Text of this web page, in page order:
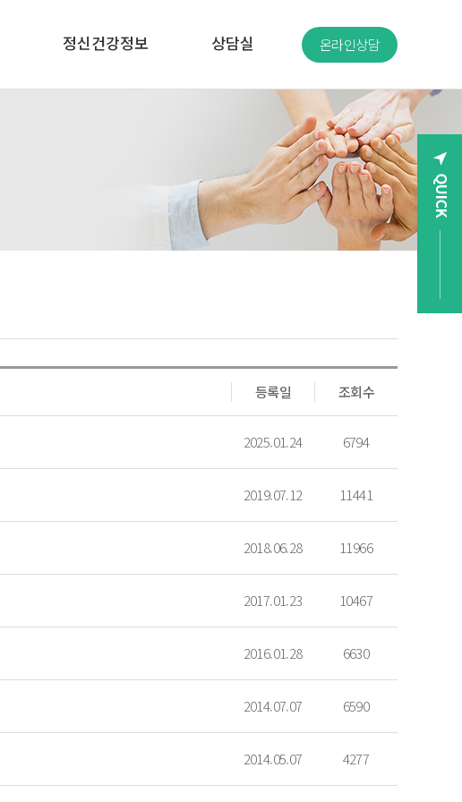
정신건강정보 상담실 온라인상담
등록일 조회수
2025.01.24 6794
2019.07.12 11441
2018.06.28 11966
2017.01.23 10467
2016.01.28 6630
2014.07.07 6590
2014.05.07 4277